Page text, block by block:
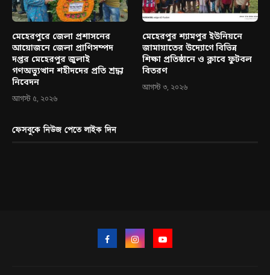
মেহেরপুরে জেলা প্রশাসনের
আয়োজনে জেলা প্রাণিসম্পদ
দপ্তর মেহেরপুর জুলাই
গণঅভ্যুত্থান শহীদদের প্রতি শ্রদ্ধা
নিবেদন
আগস্ট ৫, ২০২৬
মেহেরপুর শ্যামপুর ইউনিয়নে
জামায়াতের উদ্যোগে বিভিন্ন
শিক্ষা প্রতিষ্ঠানে ও ক্লাবে ফুটবল
বিতরণ
আগস্ট ৩, ২০২৬
ফেসবুকে নিউজ পেতে লাইক দিন